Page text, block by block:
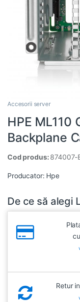
Accesorii server
HPE ML110
Backplane
Cod produs: 874007-
Producator: Hpe
De ce să alegi
Retur